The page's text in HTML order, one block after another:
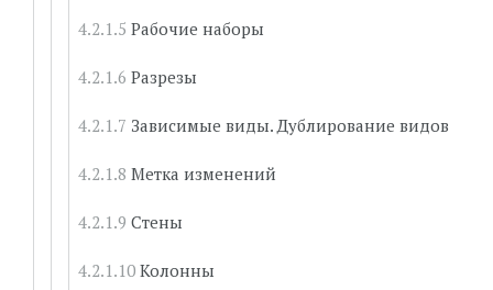
Рабочие наборы
Разрезы
Зависимые виды. Дублирование видов
Метка изменений
Стены
Колонны